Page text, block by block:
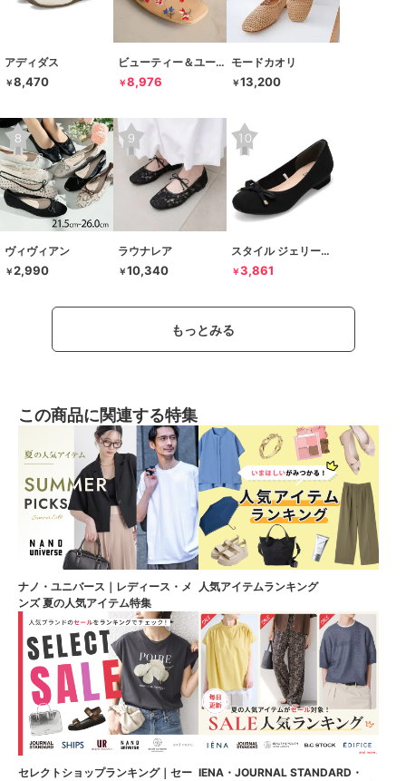
アディダス
￥8,470
ビューティー＆ユース ユナイテッドアローズ
￥8,976
モードカオリ
￥13,200
ヴィヴィアン
￥2,990
ラウナレア
￥10,340
スタイル ジェリービーンズ
￥3,861
もっとみる
この商品に関連する特集
ナノ・ユニバース｜レディース・メ
ンズ 夏の人気アイテム特集
人気アイテムランキング
セレクトショップランキング｜セー IENA・JOURNAL STANDARD・